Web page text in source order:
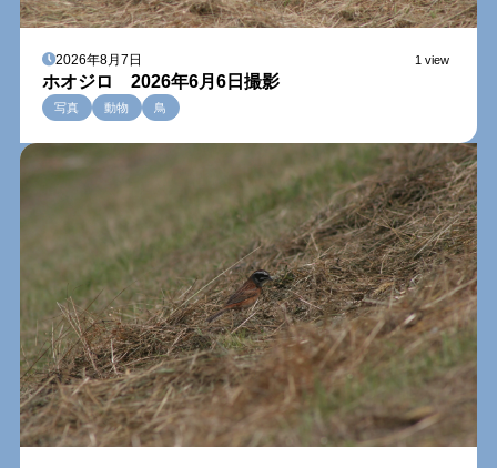
2026年8月7日 1 view
ホオジロ 2026年6月6日撮影
写真 動物 鳥